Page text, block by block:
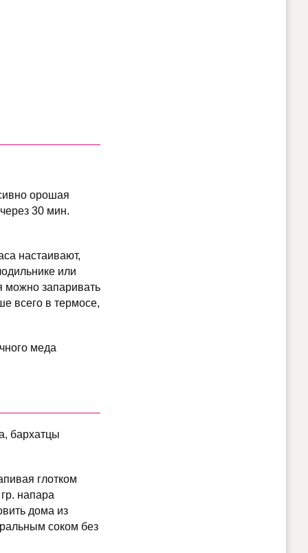
орошая
30 мин.
настаивают,
или
можно запаривать
всего в термосе,
меда
бархатцы
глотком
напара
дома из
соком без